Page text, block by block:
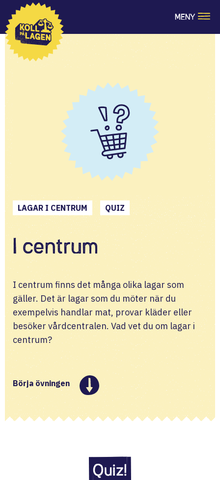
MENY
LAGAR I CENTRUM QUIZ
I centrum
I centrum finns det många olika lagar som
gäller. Det är lagar som du möter när du
exempelvis handlar mat, provar kläder eller
besöker vårdcentralen. Vad vet du om lagar i
centrum?
Börja övningen
Quiz!